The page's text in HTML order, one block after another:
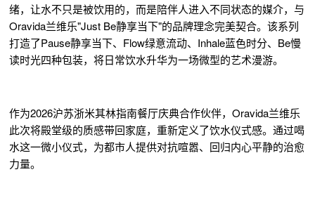
绪，让水不只是被饮用的，而是陪伴人进入不同状态的媒介，与
Oravida兰维乐"Just Be静享当下"的品牌理念完美契合。该系列
打造了Pause静享当下、Flow绿意流动、Inhale蓝色时分、Be慢
读时光四种包装，将日常饮水升华为一场微型的艺术漫游。
作为2026沪苏浙米其林指南餐厅庆典合作伙伴，Oravida兰维乐
此次将殿堂级的质感带回家庭，重新定义了饮水仪式感。通过喝
水这一微小仪式，为都市人提供对抗喧嚣、回归内心平静的治愈
力量。